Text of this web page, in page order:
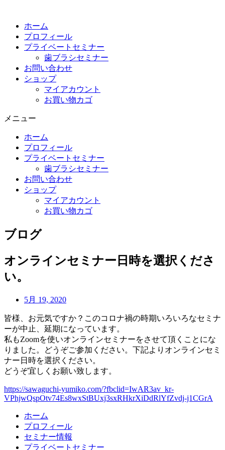
ホーム
プロフィール
プライベートセミナー
歯ブラシセミナー
お問い合わせ
ショップ
マイアカウント
お買い物カゴ
メニュー
ホーム
プロフィール
プライベートセミナー
歯ブラシセミナー
お問い合わせ
ショップ
マイアカウント
お買い物カゴ
ブログ
オンラインセミナー日時を選択くださ
い。
5月 19, 2020
皆様、お元気ですか？このコロナ禍の時期いろいろなセミナ
ーが中止、延期になっています。
私もZoomを使いオンラインセミナーをさせて頂くことにな
りました。どうぞご参加ください。下記よりオンラインセミ
ナー日時を選択ください。
どうぞ宜しくお願い致します。
https://sawaguchi-yumiko.com/?fbclid=IwAR3av_kr-
VPhjwQspOtv74Es8wxStBUxj3sxRHkrXiDdRlYfZvdj-j1CGrA
ホーム
プロフィール
セミナー情報
プライベートセミナー